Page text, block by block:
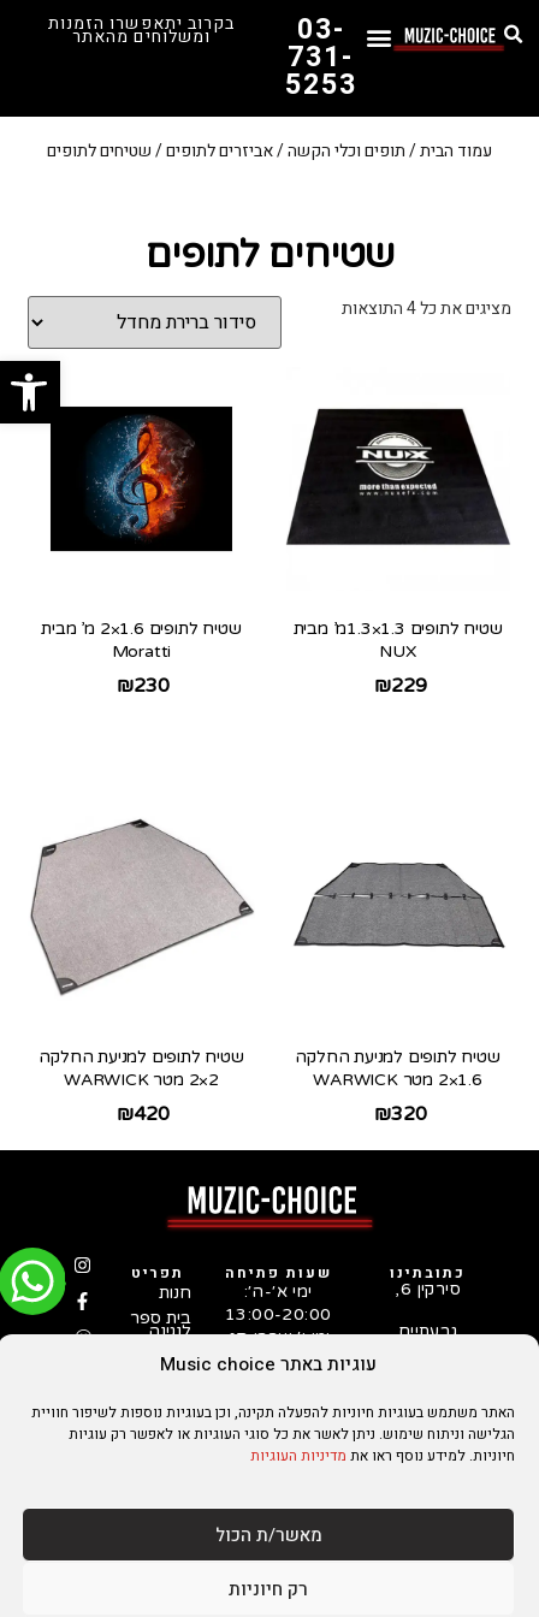
פתח
עוגיות באתר Music choice
האתר משתמש בעוגיות חיוניות להפעלה תקינה, וכן בעוגיות נוספות לשיפור חוויית
הגלישה וניתוח שימוש. ניתן לאשר את כל סוגי העוגיות או לאפשר רק עוגיות
חיוניות. למידע נוסף ראו את מדיניות העוגיות
מאשר/ת הכול
רק חיוניות
03-
731-
5253
בקרוב יתאפשרו הזמנות
ומשלוחים מהאתר
עמוד הבית/תופים וכלי הקשה/אביזרים לתופים/ שטיחים לתופים
שטיחים לתופים
מציגים את כל ⁦4⁩ התוצאות
שטיח לתופים 1.3×1.3מ’ מבית
NUX
₪229
שטיח לתופים 1.6×2 מ’ מבית
Moratti
₪230
שטיח לתופים למניעת החלקה
1.6×2 מטר WARWICK
₪320
שטיח לתופים למניעת החלקה
2×2 מטר WARWICK
₪420
כתובתינו
סירקין 6,
גבעתיים
שעות פתיחה
ימי א׳-ה׳:
13:00-20:00
ימי ו׳ וערבי חג:
10:00-15:00
תפריט
חנות
בית ספר
לנגינה
המדריך
לבחירת
סטאפ
לגיטרות
על ידי
מדיניות הפרטיות מדיניות עוגיות
תקנון אתר
יצירת קשר מקדם אתרים